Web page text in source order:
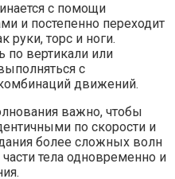
с помощи
и постепенно переходит
руки, торс и ноги.
по вертикали или
с
движений.
важно, чтобы
по скорости и
более сложных волн
тела одновременно и